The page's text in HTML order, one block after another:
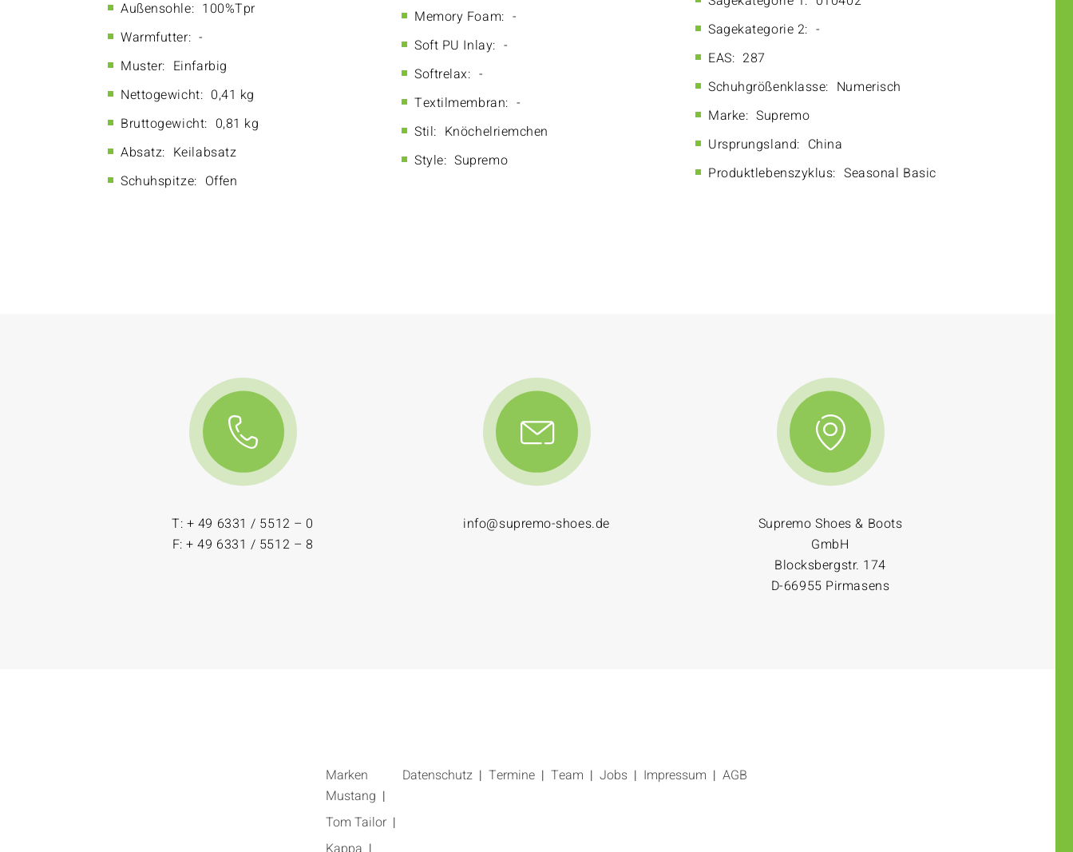
Außensohle: 100%Tpr
Warmfutter: -
Muster: Einfarbig
Nettogewicht: 0,41 kg
Bruttogewicht: 0,81 kg
Absatz: Keilabsatz
Schuhspitze: Offen
Memory Foam: -
Soft PU Inlay: -
Softrelax: -
Textilmembran: -
Stil: Knöchelriemchen
Style: Supremo
Sagekategorie 2: -
EAS: 287
Schuhgrößenklasse: Numerisch
Marke: Supremo
Ursprungsland: China
Produktlebenszyklus: Seasonal Basic
T: + 49 6331 / 5512 – 0
F: + 49 6331 / 5512 – 8
info@supremo-shoes.de
Supremo Shoes & Boots
GmbH
Blocksbergstr. 174
D-66955 Pirmasens
Marken
Mustang
Tom Tailor
Datenschutz Termine Team Jobs Impressum AGB